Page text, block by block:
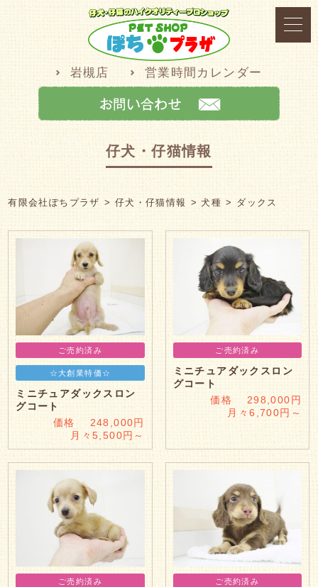
岩槻店 営業時間カレンダー
仔犬・仔猫情報
有限会社ぽちプラザ 仔犬・仔猫情報 犬種 ダックス
ご売約済み
☆大創業特価☆
ミニチュアダックスロン
グコート
価格 248,000円
月々5,500円～
ご売約済み
ミニチュアダックスロン
グコート
価格 298,000円
月々6,700円～
ご売約済み ご売約済み